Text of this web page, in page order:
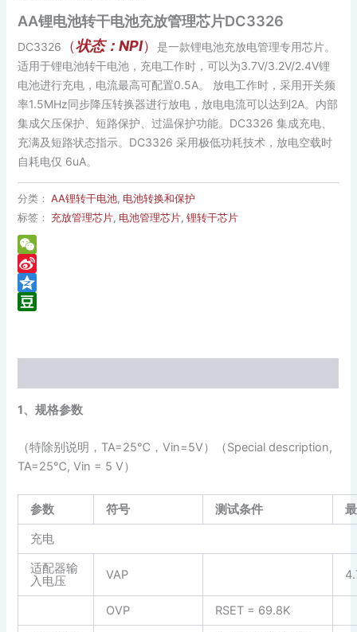
AA锂电池转干电池充放管理芯片DC3326
DC3326 （状态：NPI）
是一款锂电池充放电管理专用芯片。
适用于锂电池转干电池，充电工作时，可以为3.7V/3.2V/2.4V锂
电池进行充电，电流最高可配置0.5A。 放电工作时，采用开关频
率1.5MHz同步降压转换器进行放电，放电电流可以达到2A。内部
集成欠压保护、短路保护、过温保护功能。DC3326 集成充电、
充满及短路状态指示。DC3326 采用极低功耗技术，放电空载时
自耗电仅 6uA。
分类：AA锂转干电池, 电池转换和保护
标签： 充放管理芯片, 电池管理芯片,锂转干芯片
WeChat
Sina
Weibo
Qzone
1、规格参数
（特除别说明，TA=25℃，Vin=5V）（Special description,
TA=25℃, Vin = 5 V）
参数 符号 测试条件
充电
适配器输
入电压
VAP
OVP RSET = 69.8K